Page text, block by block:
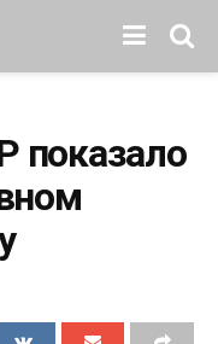
показало